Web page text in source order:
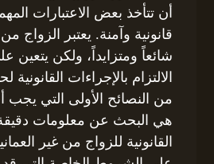
أن تتأخذ بعض الاعتبارات
قانونية وآمنة. يعتبر الزواج
شائعاً ومتزايداً، ولكن
الالتزام بالإجراءات
من النصائح الأولى التي يجب
هي البحث عن معلومات
القانونية للزواج من غير